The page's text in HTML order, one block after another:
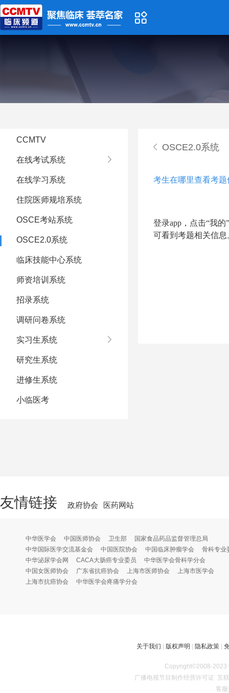
CCMTV
在线考试系统
在线学习系统
住院医师规培系统
OSCE考站系统
OSCE2.0系统
临床技能中心系统
师资培训系统
招录系统
调研问卷系统
实习生系统
研究生系统
进修生系统
小临医考
OSCE2.0系统
考生在哪里查看考题
登录app，点击“我的
可看到考题相关信息
友情链接 政府协会 医药网站
中华医学会 中国医师协会 卫生部
国家食品药品监督管理总局
中华国际医学交流基金会
中国医院协会 中国临床肿瘤学会
骨科专业
中华泌尿学会网
CACA大肠癌专业委员
中华医学会骨科学分会
中国女医师协会
广东省抗癌协会 上海市医师协会
上海市医学会
上海市抗癌协会
中华医学会疼痛学分会
关于我们 | 版权声明 | 隐私政策|
Copyright©2008-2023
广播电视节目制作经营许可证 互
客